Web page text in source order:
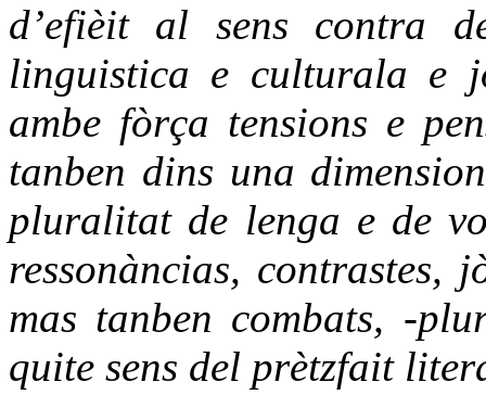
d’efièit al sens contra
linguistica e culturala e
ambe fòrça tensions e
tanben dins una
pluralitat de lenga e de
ressonàncias, contrastes,
mas tanben combats, -
quite sens del prètzfait